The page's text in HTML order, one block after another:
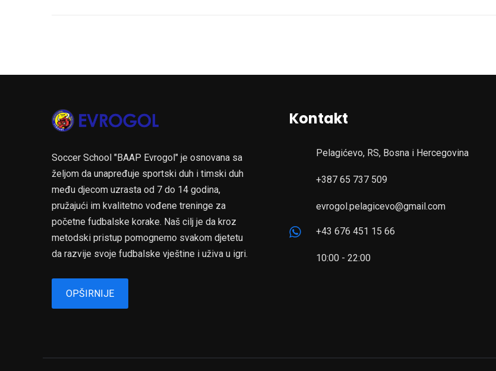
Soccer School "BAAP Evrogol" je osnovana sa
željom da unapređuje sportski duh i timski duh
među djecom uzrasta od 7 do 14 godina,
pružajući im kvalitetno vođene treninge za
početne fudbalske korake. Naš cilj je da kroz
metodski pristup pomognemo svakom djetetu
da razvije svoje fudbalske vještine i uživa u igri.
OPŠIRNIJE
Kontakt
Pelagićevo, RS, Bosna i Hercegovina
+387 65 737 509
evrogol.pelagicevo@gmail.com
+43 676 451 15 66
10:00 - 22:00